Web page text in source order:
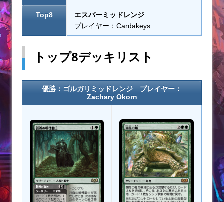
Top8
エスパーミッドレンジ
プレイヤー：Cardakeys
トップ8デッキリスト
優勝：ゴルガリミッドレンジ プレイヤー：
Zachary Okorn